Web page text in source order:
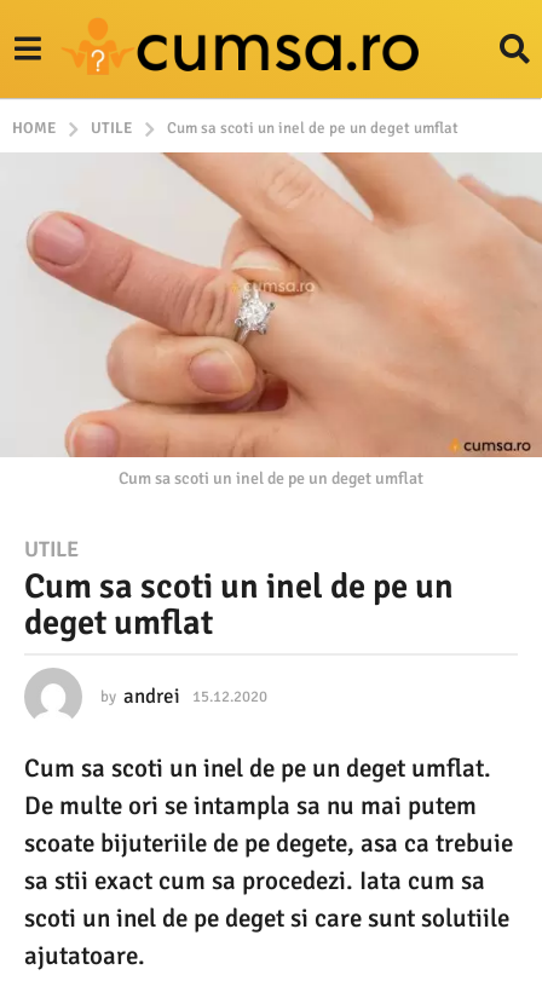
HOME UTILE Cum sa scoti un inel de pe un deget umflat
Cum sa scoti un inel de pe un deget umflat
1
5
.
2
2
0
2
0
1
5
UTILE
Cum sa scoti un inel de pe un
deget umflat
by andrei 15.12.2020
1
.
0
2
Cum sa scoti un inel de pe un deget umflat.
De multe ori se intampla sa nu mai putem
scoate bijuteriile de pe degete, asa ca trebuie
sa stii exact cum sa procedezi. Iata cum sa
scoti un inel de pe deget si care sunt solutiile
ajutatoare.